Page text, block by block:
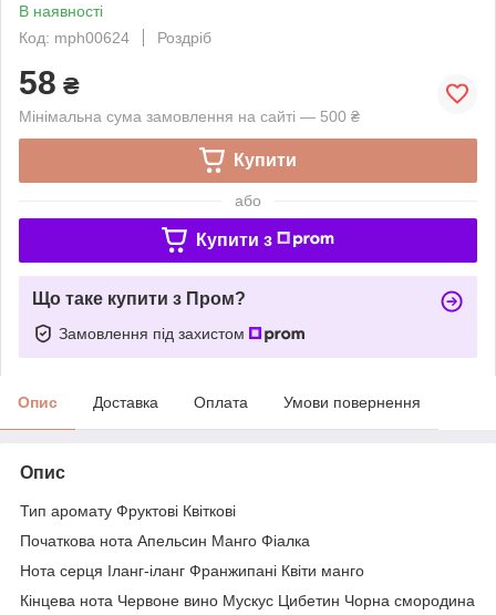
В наявності
Код: mph00624
Роздріб
58 ₴
Мінімальна сума замовлення на сайті — 500 ₴
Купити
або
Купити з
Що таке купити з Пром?
Замовлення під захистом
Опис Доставка Оплата Умови повернення
Опис
Тип аромату Фруктові Квіткові
Початкова нота Апельсин Манго Фіалка
Нота серця Іланг-іланг Франжипані Квіти манго
Кінцева нота Червоне вино Мускус Цибетин Чорна смородина